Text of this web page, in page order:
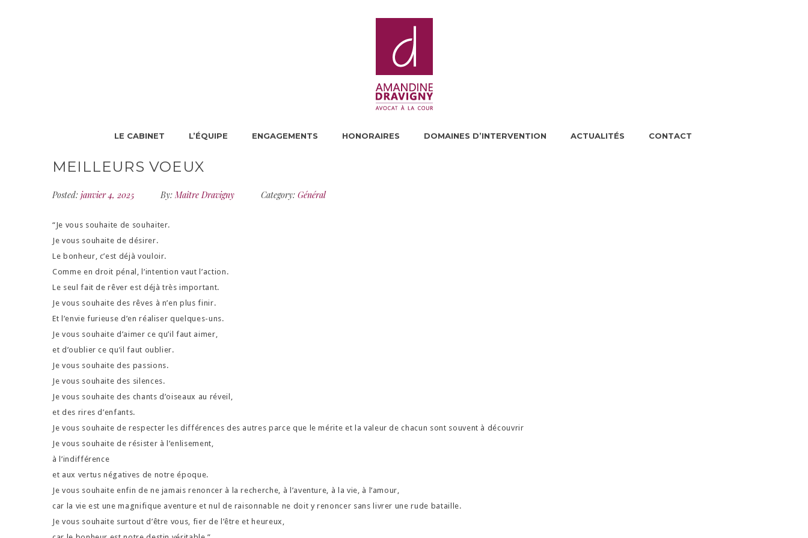
LE CABINET L’ÉQUIPE ENGAGEMENTS HONORAIRES DOMAINES D’INTERVENTION ACTUALITÉS CONTACT
MEILLEURS VOEUX
Posted: janvier 4, 2025 By: Maître Dravigny Category: Général
“Je vous souhaite de souhaiter.
Je vous souhaite de désirer.
Le bonheur, c’est déjà vouloir.
Comme en droit pénal, l’intention vaut l’action.
Le seul fait de rêver est déjà très important.
Je vous souhaite des rêves à n’en plus finir.
Et l’envie furieuse d’en réaliser quelques-uns.
Je vous souhaite d’aimer ce qu’il faut aimer,
et d’oublier ce qu’il faut oublier.
Je vous souhaite des passions.
Je vous souhaite des silences.
Je vous souhaite des chants d’oiseaux au réveil,
et des rires d’enfants.
Je vous souhaite de respecter les différences des autres parce que le mérite et la valeur de chacun sont souvent à découvrir
Je vous souhaite de résister à l’enlisement,
à l’indifférence
et aux vertus négatives de notre époque.
Je vous souhaite enfin de ne jamais renoncer à la recherche, à l’aventure, à la vie, à l’amour,
car la vie est une magnifique aventure et nul de raisonnable ne doit y renoncer sans livrer une rude bataille.
Je vous souhaite surtout d’être vous, fier de l’être et heureux,